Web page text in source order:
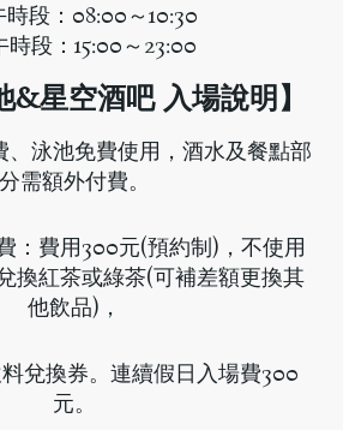
段：08:00～10:30
時段：15:00～23:00
&星空酒吧 入場說明】
、泳池免費使用，酒水及餐點部
分需額外付費。
：費用300元(預約制)，不使用
換紅茶或綠茶(可補差額更換其
他飲品)，
兌換券。連續假日入場費300
元。